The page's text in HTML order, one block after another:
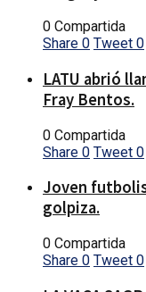
0 Compartida
Share 0 Tweet 0
LATU abrió
Fray Bentos.
0 Compartida
Share 0 Tweet 0
Joven
golpiza.
0 Compartida
Share 0 Tweet 0